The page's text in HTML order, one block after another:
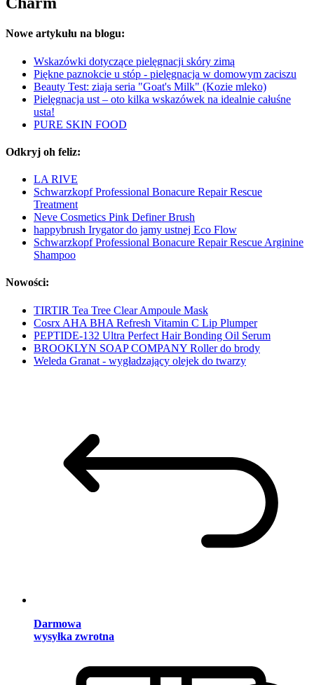
Nowe artykułu na blogu:
Wskazówki dotyczące pielęgnacji skóry zimą
Piękne paznokcie u stóp - pielęgnacja w domowym zaciszu
Beauty Test: ziaja seria "Goat's Milk" (Kozie mleko)
Pielęgnacja ust – oto kilka wskazówek na idealnie całuśne
usta!
PURE SKIN FOOD
Odkryj oh feliz:
LA RIVE
Schwarzkopf Professional Bonacure Repair Rescue
Treatment
Neve Cosmetics Pink Definer Brush
happybrush Irygator do jamy ustnej Eco Flow
Schwarzkopf Professional Bonacure Repair Rescue Arginine
Shampoo
Nowości:
TIRTIR Tea Tree Clear Ampoule Mask
Cosrx AHA BHA Refresh Vitamin C Lip Plumper
PEPTIDE-132 Ultra Perfect Hair Bonding Oil Serum
BROOKLYN SOAP COMPANY Roller do brody
Weleda Granat - wygładzający olejek do twarzy
Darmowa
wysyłka zwrotna